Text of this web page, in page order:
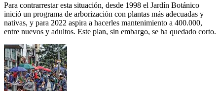
Para contrarrestar esta situación, desde 1998 el Jardín Botánico
inició un programa de arborización con plantas más adecuadas y
nativas, y para 2022 aspira a hacerles mantenimiento a 400.000,
entre nuevos y adultos. Este plan, sin embargo, se ha quedado corto.